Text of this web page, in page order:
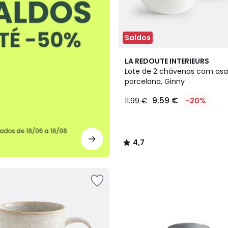
Saldos
LA REDOUTE INTERIEURS
Lote de 2 chávenas com
porcelana, Ginny
11.99 € 9.59 € -20%
4,7
/ 5
4,7
/